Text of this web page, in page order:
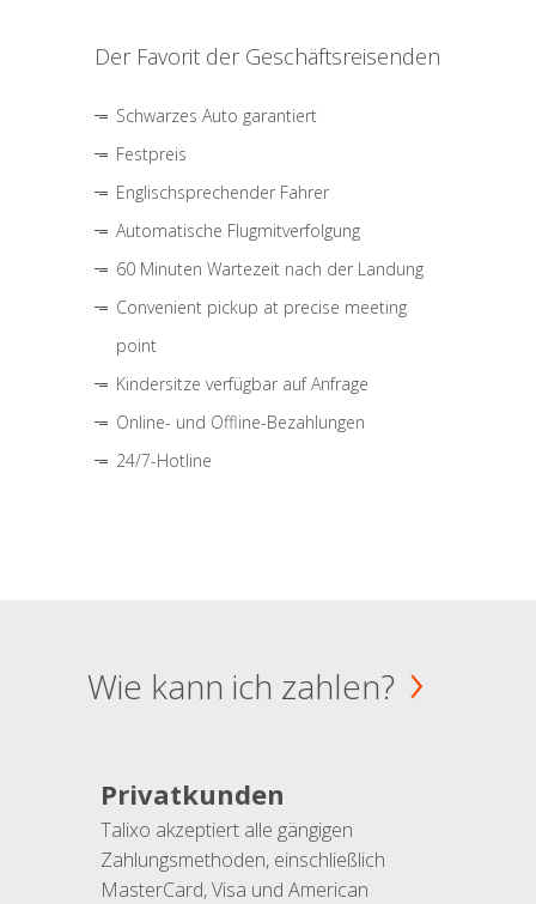
Der Favorit der Geschäftsreisenden
Schwarzes Auto garantiert
Festpreis
Englischsprechender Fahrer
Automatische Flugmitverfolgung
60 Minuten Wartezeit nach der Landung
Convenient pickup at precise meeting
point
Kindersitze verfügbar auf Anfrage
Online- und Offline-Bezahlungen
24/7-Hotline
Wie kann ich zahlen?
Privatkunden
Talixo akzeptiert alle gängigen
Zahlungsmethoden, einschließlich
MasterCard, Visa und American